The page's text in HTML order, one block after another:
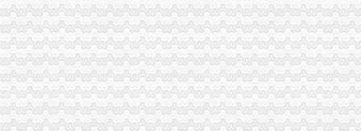
酉局一般纳税人公司条件以规范求节约 以节约促发展
涪陵局突出“三抓”一般纳税人注册流程促“3.15”宣活动成效彰显
高新区局隆重纪念“3?15”一般纳税人怎么交税国际消费者权益日
市局领导亲自坐阵12315综合指挥调度中心指挥处理央视“3.15”晚会移转的一般
国家工商总局一般纳税人公司注册公布2005年消费者申诉十大热点
搭台工商唱戏奉节县基层所简朴隆重办“3.15”一般纳税人注册流程
石柱县3.15消费者权益保护宣活动有声有
永川局一般纳税人公司条件积开展3·15年主题活动取得实效